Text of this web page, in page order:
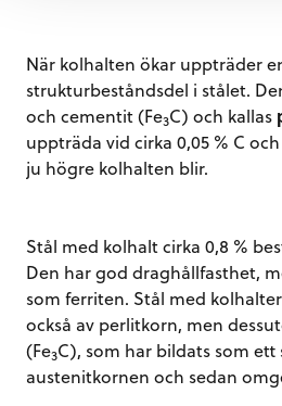
När kolhalten ökar uppträder
strukturbeståndsdel i stålet.
och cementit (Fe3C) och kallas
uppträda vid cirka 0,05 % C
ju högre kolhalten blir.
Stål med kolhalt cirka 0,8 %
Den har god draghållfasthet,
som ferriten. Stål med
också av perlitkorn, men
(Fe3C), som har bildats som
austenitkornen och sedan